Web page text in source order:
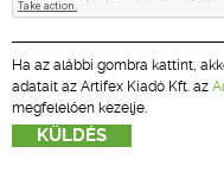
Ha az alábbi gombra kattint,
adatait az Artifex Kiadó Kft. az
megfelelően kezelje.